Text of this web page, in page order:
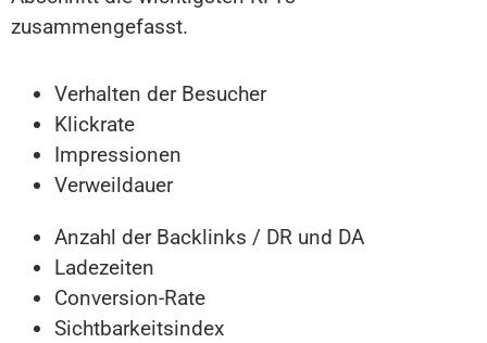
zusammengefasst.
Verhalten der Besucher
Klickrate
Impressionen
Verweildauer
Anzahl der Backlinks / DR und DA
Ladezeiten
Conversion-Rate
Sichtbarkeitsindex